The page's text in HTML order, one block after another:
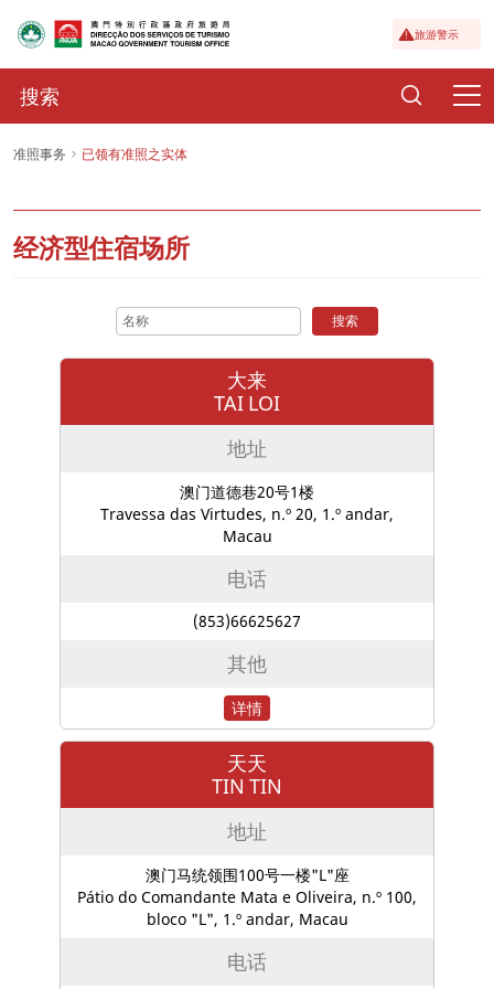
旅游警示
准照事务 已领有准照之实体
经济型住宿场所
搜索
大来
TAI LOI
地址
澳门道德巷20号1楼
Travessa das Virtudes, n.º 20, 1.º andar,
Macau
电话
(853)66625627
其他
详情
天天
TIN TIN
地址
澳门马统领围100号一楼"L"座
Pátio do Comandante Mata e Oliveira, n.º 100,
bloco "L", 1.º andar, Macau
电话